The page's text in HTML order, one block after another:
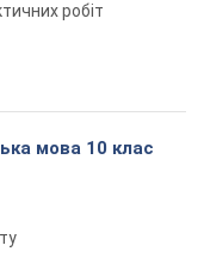
робіт
мова 10 клас